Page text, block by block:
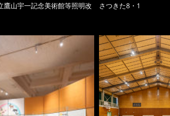
鷹山宇一記念美術館等照明改 さつきた8・1